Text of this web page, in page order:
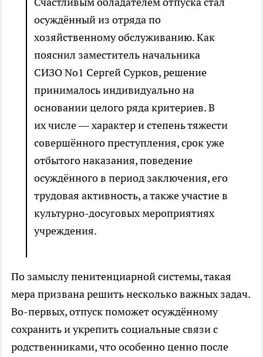
осуждённый из отряда по
хозяйственному обслуживанию. Как
пояснил заместитель начальника
СИЗО No1 Сергей Сурков, решение
принималось индивидуально на
основании целого ряда критериев. В
их числе — характер и степень тяжести
совершённого преступления, срок уже
отбытого наказания, поведение
осуждённого в период заключения, его
трудовая активность, а также участие в
культурно-досуговых мероприятиях
учреждения.
По замыслу пенитенциарной системы, такая
мера призвана решить несколько важных задач.
Во-первых, отпуск поможет осуждённому
сохранить и укрепить социальные связи с
родственниками, что особенно ценно после